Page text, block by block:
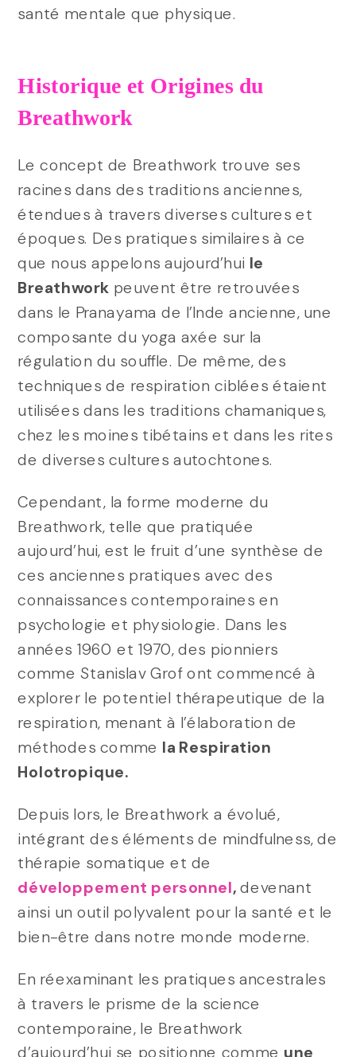
santé mentale que physique.
Historique et Origines du
Breathwork
Le concept de Breathwork trouve ses
racines dans des traditions anciennes,
étendues à travers diverses cultures et
époques. Des pratiques similaires à ce
que nous appelons aujourd’hui le
Breathwork peuvent être retrouvées
dans le Pranayama de l’Inde ancienne, une
composante du yoga axée sur la
régulation du souffle. De même, des
techniques de respiration ciblées étaient
utilisées dans les traditions chamaniques,
chez les moines tibétains et dans les rites
de diverses cultures autochtones.
Cependant, la forme moderne du
Breathwork, telle que pratiquée
aujourd’hui, est le fruit d’une synthèse de
ces anciennes pratiques avec des
connaissances contemporaines en
psychologie et physiologie. Dans les
années 1960 et 1970, des pionniers
comme Stanislav Grof ont commencé à
explorer le potentiel thérapeutique de la
respiration, menant à l’élaboration de
méthodes comme la Respiration
Holotropique.
Depuis lors, le Breathwork a évolué,
intégrant des éléments de mindfulness, de
thérapie somatique et de
développement personnel,devenant
ainsi un outil polyvalent pour la santé et le
bien-être dans notre monde moderne.
En réexaminant les pratiques ancestrales
à travers le prisme de la science
contemporaine, le Breathwork
d’aujourd’hui se positionne comme une